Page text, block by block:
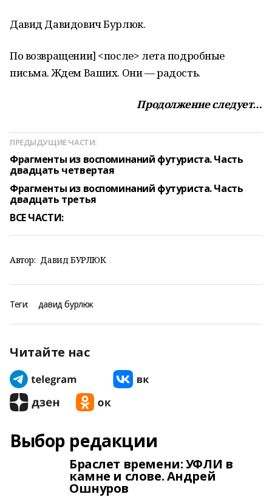
Давид Давидович Бурлюк.
По возвращении] <после> лета подробные
письма. Ждем Ваших. Они — радость.
Продолжение следует…
ПРЕДЫДУЩИЕ ЧАСТИ:
Фрагменты из воспоминаний футуриста. Часть
двадцать четвертая
Фрагменты из воспоминаний футуриста. Часть
двадцать третья
ВСЕ ЧАСТИ:
Автор: Давид БУРЛЮК
Теги: давид бурлюк
Читайте нас
Выбор редакции
Браслет времени: УФЛИ в
камне и слове. Андрей
Ошнуров